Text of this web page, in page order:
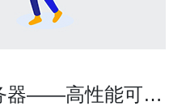
器——高性能可靠